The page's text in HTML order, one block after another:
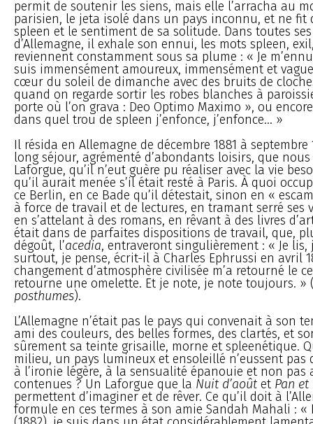
permit de soutenir les siens, mais elle l’arracha au
parisien, le jeta isolé dans un pays inconnu, et ne fit
spleen et le sentiment de sa solitude. Dans toutes
d’Allemagne, il exhale son ennui, les mots spleen,
reviennent constamment sous sa plume : « Je
suis immensément amoureux, immensément et
cœur du soleil de dimanche avec des bruits de
quand on regarde sortir les robes blanches à
porte où l’on grava : Deo Optimo Maximo », ou
dans quel trou de spleen j’enfonce, j’enfonce... »
Il résida en Allemagne de décembre 1881 à septembre
long séjour, agrémenté d’abondants loisirs, que
Laforgue, qu’il n’eut guère pu réaliser avec la vie
qu’il aurait menée s’il était resté à Paris. À quoi
ce Berlin, en ce Bade qu’il détestait, sinon en «
à force de travail et de lectures, en tramant serré ses
en s’attelant à des romans, en rêvant à des livres
était dans de parfaites dispositions de travail, que,
dégoût, l’acedia, entraveront singulièrement : « Je lis,
surtout, je pense, écrit-il à Charles Ephrussi en avril
changement d’atmosphère civilisée m’a retourné le
retourne une omelette. Et je note, je note toujours. »
posthumes).
L’Allemagne n’était pas le pays qui convenait à son
ami des couleurs, des belles formes, des clartés, et
sûrement sa teinte grisaille, morne et spleenétique.
milieu, un pays lumineux et ensoleillé n’eussent pas
à l’ironie légère, à la sensualité épanouie et non pas
contenues ? Un Laforgue que la Nuit d’août et Pan et
permettent d’imaginer et de rêver. Ce qu’il doit à
formule en ces termes à son amie Sandah Mahali : «